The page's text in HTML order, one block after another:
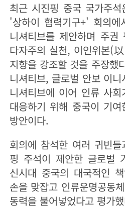
최근 시진핑 중국 국가주
'상하이 협력기구+' 회의
니셔티브를 제안하며 주
다자주의 실천, 이인위본(
지향을 강조할 것을 주장했
니셔티브, 글로벌 안보 이
니셔티브에 이어 인류 사
대응하기 위해 중국이 기
방안이다.
회의에 참석한 여러 귀빈
핑 주석이 제안한 글로벌
신시대 중국의 대국적인
손을 맞잡고 인류운명공동
동력을 불어넣었다고 평가